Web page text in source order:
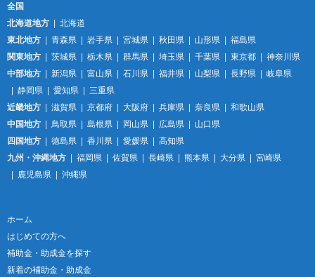
全国
北海道地方
北海道
東北地方
青森県 岩手県 宮城県 秋田県 山形県
福島県
関東地方
茨城県 栃木県 群馬県 埼玉県 千葉県 東京都
神奈川県
中部地方
新潟県 富山県 石川県 福井県 山梨県 長野県
岐阜県
静岡県
愛知県
三重県
近畿地方
滋賀県 京都府 大阪府 兵庫県 奈良県
和歌山県
中国地方
鳥取県 島根県 岡山県 広島県
山口県
四国地方
徳島県 香川県 愛媛県
高知県
九州・沖縄地方
福岡県 佐賀県 長崎県 熊本県 大分県
宮崎県
鹿児島県
沖縄県
ホーム
はじめての方へ
補助金・助成金を探す
新着の補助金・助成金